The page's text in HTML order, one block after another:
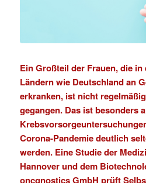
Ein Großteil der Frauen, die
Ländern wie Deutschland an
erkranken, ist nicht
gegangen. Das ist besonders
Corona-Pandemie deutlich
werden. EineStudieder
Hannoverund dem
oncgnostics GmbH prüft